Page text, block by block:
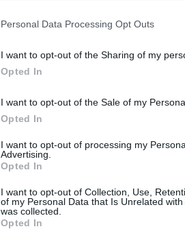
Personal Data Processing Opt Outs
I want to opt-out of the Sharing of my
Opted In
I want to opt-out of the Sale of my
Opted In
I want to opt-out of processing my
Advertising.
Opted In
I want to opt-out of Collection, Use,
of my Personal Data that Is Unrelated
was collected.
Opted In